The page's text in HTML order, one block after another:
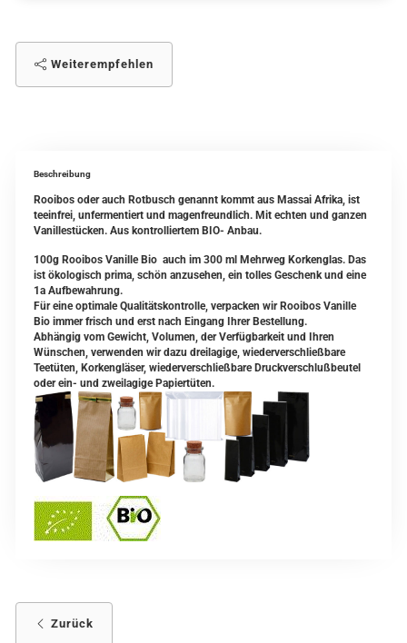
Weiterempfehlen
Beschreibung
Rooibos oder auch Rotbusch genannt kommt aus Massai Afrika, ist
teeinfrei, unfermentiert und magenfreundlich. Mit echten und ganzen
Vanillestücken. Aus kontrolliertem BIO- Anbau.
100g Rooibos Vanille Bio auch im 300 ml Mehrweg Korkenglas. Das
ist ökologisch prima, schön anzusehen, ein tolles Geschenk und eine
1a Aufbewahrung.
Für eine optimale Qualitätskontrolle, verpacken wir Rooibos Vanille
Bio immer frisch und erst nach Eingang Ihrer Bestellung.
Abhängig vom Gewicht, Volumen, der Verfügbarkeit und Ihren
Wünschen, verwenden wir dazu dreilagige, wiederverschließbare
Teetüten, Korkengläser, wiederverschließbare Druckverschlußbeutel
oder ein- und zweilagige Papiertüten.
Zurück